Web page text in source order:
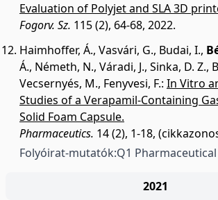
Evaluation of Polyjet and SLA 3D
Fogorv. Sz. 115 (2), 64-68, 2022.
Haimhoffer, Á., Vasvári, G., Budai, I.,
Á., Németh, N., Váradi, J., Sinka, D. Z.,
Vecsernyés, M., Fenyvesi, F.: In Vitro
Studies of a Verapamil-Containing
Solid Foam Capsule.
Pharmaceutics. 14 (2), 1-18,
Folyóirat-mutatók:Q1
2021